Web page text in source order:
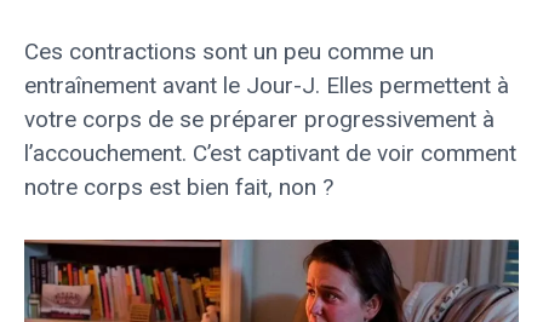
Ces contractions sont un peu comme un
entraînement avant le Jour-J. Elles permettent à
votre corps de se préparer progressivement à
l’accouchement. C’est captivant de voir comment
notre corps est bien fait, non ?